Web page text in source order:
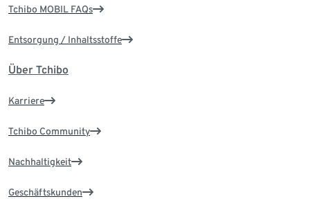
Tchibo MOBIL FAQs
Entsorgung / Inhaltsstoffe
Über Tchibo
Karriere
Tchibo Community
Nachhaltigkeit
Geschäftskunden